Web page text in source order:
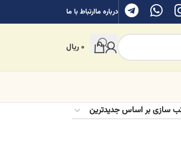
درباره ماارتباط با ما
0ریال